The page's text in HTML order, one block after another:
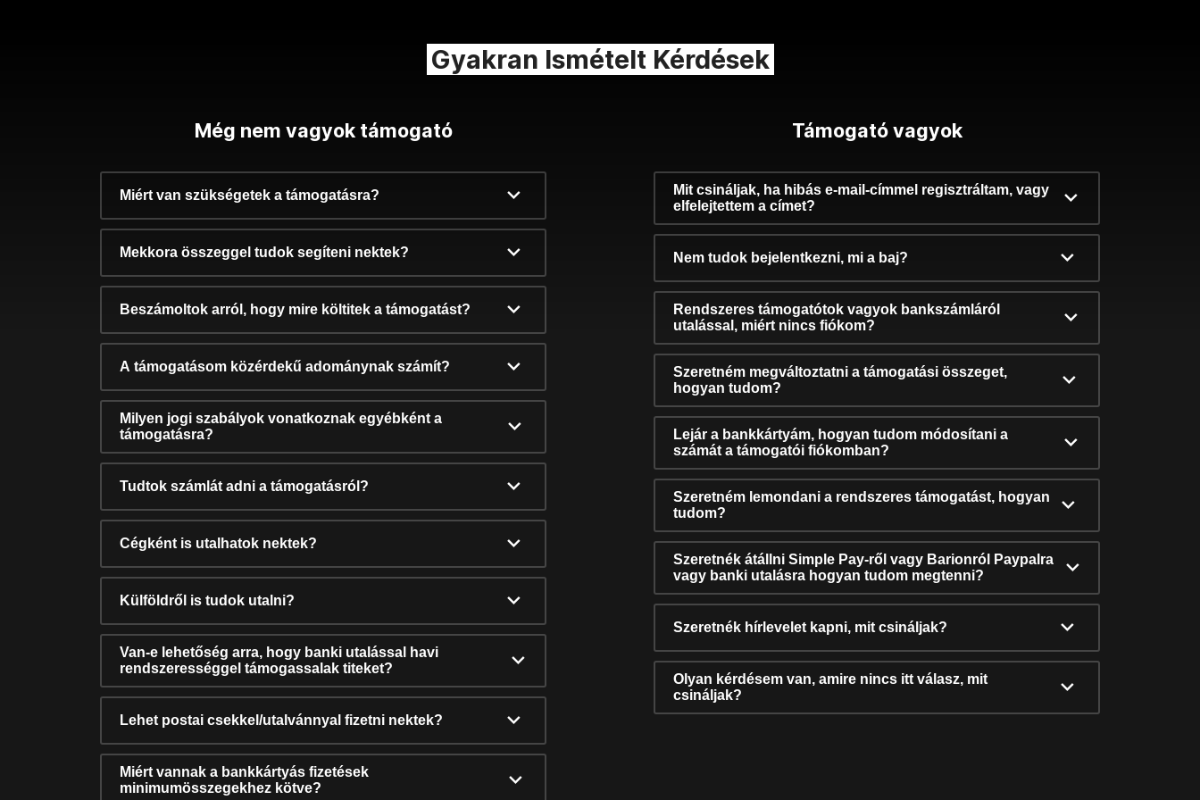
Gyakran Ismételt Kérdések
Még nem vagyok támogató
Miért van szükségetek a támogatásra?
Mekkora összeggel tudok segíteni nektek?
Beszámoltok arról, hogy mire költitek a támogatást?
A támogatásom közérdekű adománynak számít?
Milyen jogi szabályok vonatkoznak egyébként a
támogatásra?
Tudtok számlát adni a támogatásról?
Cégként is utalhatok nektek?
Külföldről is tudok utalni?
Van-e lehetőség arra, hogy banki utalással havi
rendszerességgel támogassalak titeket?
Lehet postai csekkel/utalvánnyal fizetni nektek?
Miért vannak a bankkártyás fizetések
minimumösszegekhez kötve?
Támogató vagyok
Mit csináljak, ha hibás e-mail-címmel regisztráltam, vagy
elfelejtettem a címet?
Nem tudok bejelentkezni, mi a baj?
Rendszeres támogatótok vagyok bankszámláról
utalással, miért nincs fiókom?
Szeretném megváltoztatni a támogatási összeget,
hogyan tudom?
Lejár a bankkártyám, hogyan tudom módosítani a
számát a támogatói fiókomban?
Szeretném lemondani a rendszeres támogatást, hogyan
tudom?
Szeretnék átállni Simple Pay-ről vagy Barionról Paypalra
vagy banki utalásra hogyan tudom megtenni?
Szeretnék hírlevelet kapni, mit csináljak?
Olyan kérdésem van, amire nincs itt válasz, mit
csináljak?